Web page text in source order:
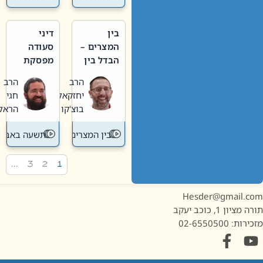
בין
המצרים –
הבדל בין
חדשה
לישנה
הרב
יחזקאל
בוצ'קו
בין המצרים
דיני
סעודה
מפסקת
תשעה
באב
הרב
חגי
הראל
תשעה באב
1, כוכב יעקב
02-6550500